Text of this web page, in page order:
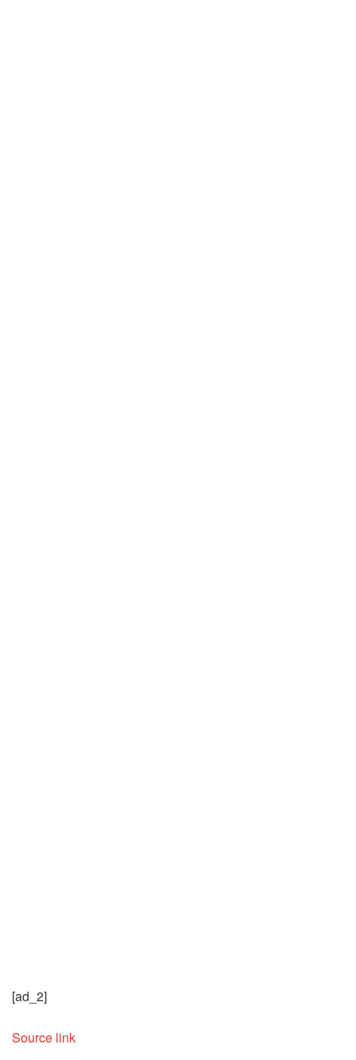
[ad_2]
Source link